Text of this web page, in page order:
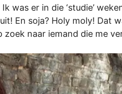
was er in die ‘studie’
En soja? Holy moly!
naar iemand die me